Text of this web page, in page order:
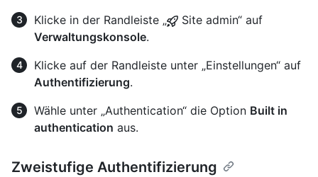
Klicke in der Randleiste „
Site admin“ auf
Verwaltungskonsole.
Klicke auf der Randleiste unter „Einstellungen“ auf
Authentifizierung.
Wähle unter „Authentication“ die Option Built in
authentication aus.
Zweistufige Authentifizierung